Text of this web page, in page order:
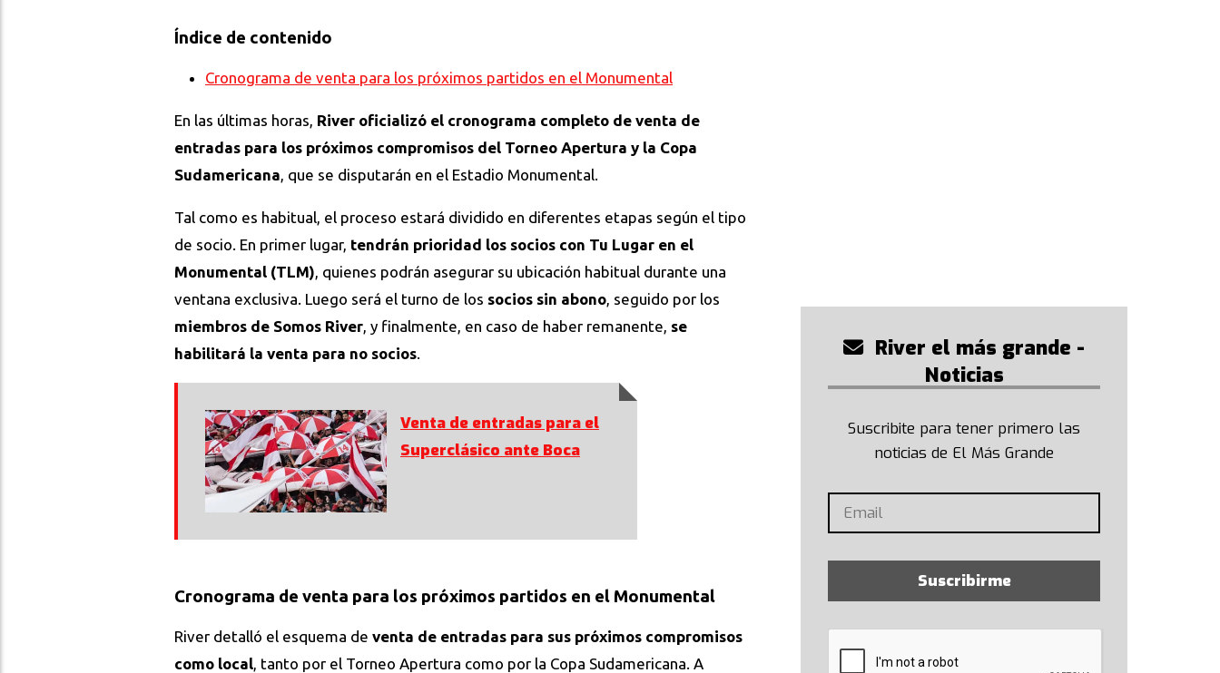
Índice de contenido
Cronograma de venta para los próximos partidos en el Monumental
En las últimas horas, River oficializó el cronograma completo de venta de
entradas para los próximos compromisos del Torneo Apertura y la Copa
Sudamericana, que se disputarán en el Estadio Monumental.
Tal como es habitual, el proceso estará dividido en diferentes etapas según el tipo
de socio. En primer lugar, tendrán prioridad los socios con Tu Lugar en el
Monumental (TLM), quienes podrán asegurar su ubicación habitual durante una
ventana exclusiva. Luego será el turno de los socios sin abono, seguido por los
miembros de Somos River, y finalmente, en caso de haber remanente, se
habilitará la venta para no socios.
Venta de entradas para el
Superclásico ante Boca
Cronograma de venta para los próximos partidos en el Monumental
River detalló el esquema de venta de entradas para sus próximos compromisos
como local , tanto por el Torneo Apertura como por la Copa Sudamericana. A
River el más grande -
Noticias
Suscribite para tener primero las
noticias de El Más Grande
Suscribirme